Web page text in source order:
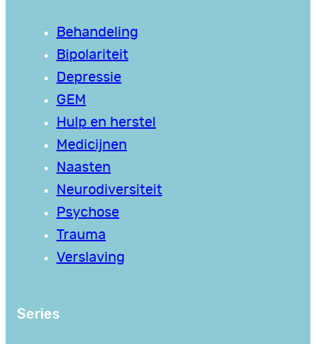
Behandeling
Bipolariteit
Depressie
GEM
Hulp en herstel
Medicijnen
Naasten
Neurodiversiteit
Psychose
Trauma
Verslaving
Series